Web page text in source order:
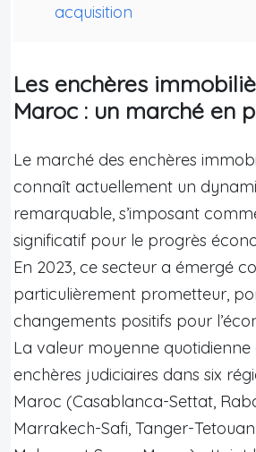
acquisition
Les enchères
Maroc : un marché en
Le marché des enchères
connaît actuellement un
remarquable, s’imposant
significatif pour le progrès
En 2023, ce secteur a émergé
particulièrement prometteur,
changements positifs pour
La valeur moyenne quotidienne
enchères judiciaires dans six
Maroc (Casablanca-Settat,
Marrakech-Safi, Tanger-